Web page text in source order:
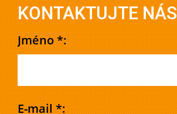
KONTAKTUJTE NÁS
Jméno *:
E-mail *: